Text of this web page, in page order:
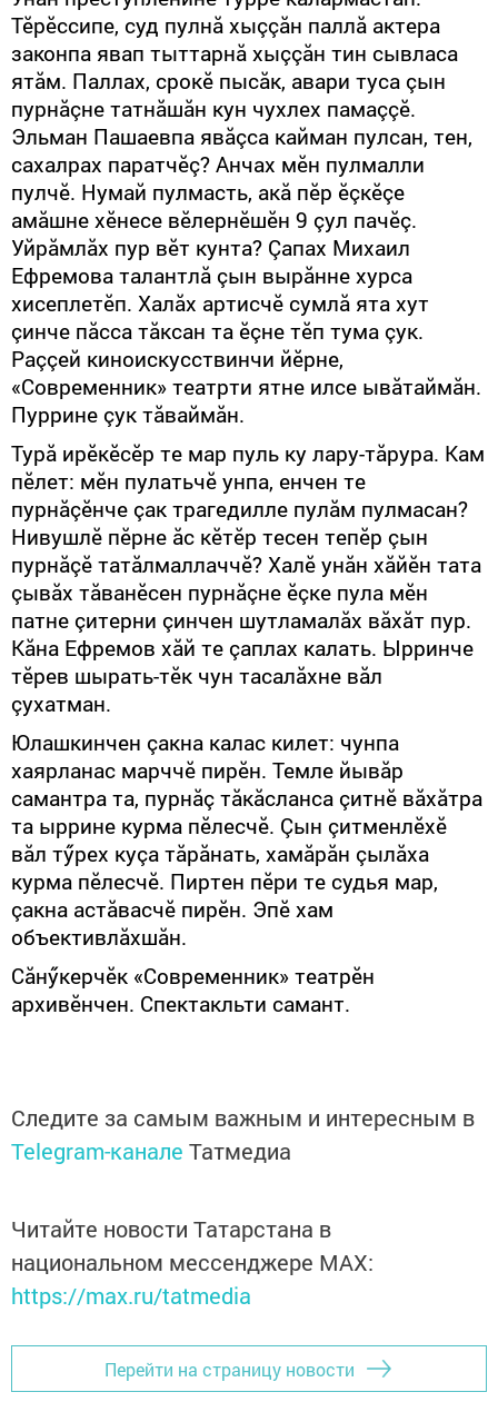
Тӗрӗссипе, суд пулнă хыççăн паллă актера
законпа явап тыттарнă хыççăн тин сывласа
ятăм. Паллах, срокӗ пысăк, авари туса çын
пурнăçне татнăшăн кун чухлех памаççӗ.
Эльман Пашаевпа явăçса кайман пулсан, тен,
сахалрах паратчӗç? Анчах мӗн пулмалли
пулчӗ. Нумай пулмасть, акă пӗр ӗçкӗçе
амăшне хӗнесе вӗлернӗшӗн 9 çул пачӗç.
Уйрăмлăх пур вӗт кунта? Çапах Михаил
Ефремова талантлă çын вырăнне хурса
хисеплетӗп. Халăх артисчӗ сумлă ята хут
çинче пăсса тăксан та ӗçне тӗп тума çук.
Раççей киноискусствинчи йӗрне,
«Современник» театрти ятне илсе ывăтаймăн.
Пуррине çук тăваймăн.
Турă ирӗкӗсӗр те мар пуль ку лару-тăрура. Кам
пӗлет: мӗн пулатьчӗ унпа, енчен те
пурнăçӗнче çак трагедилле пулăм пулмасан?
Нивушлӗ пӗрне ăс кӗтӗр тесен тепӗр çын
пурнăçӗ татăлмаллаччӗ? Халӗ унăн хăйӗн тата
çывăх тăванӗсен пурнăçне ӗçке пула мӗн
патне çитерни çинчен шутламалăх вăхăт пур.
Кăна Ефремов хăй те çаплах калать. Ырринче
тӗрев шырать-тӗк чун тасалăхне вăл
çухатман.
Юлашкинчен çакна калас килет: чунпа
хаярланас марччӗ пирӗн. Темле йывăр
самантра та, пурнăç тăкăсланса çитнӗ вăхăтра
та ыррине курма пӗлесчӗ. Çын çитменлӗхӗ
вăл тӳрех куçа тăрăнать, хамăрăн çылăха
курма пӗлесчӗ. Пиртен пӗри те судья мар,
çакна астăвасчӗ пирӗн. Эпӗ хам
объективлăхшăн.
Сăнӳкерчӗк «Современник» театрӗн
архивӗнчен. Спектакльти самант.
Следите за самым важным и интересным в
Telegram-канале Татмедиа
Читайте новости Татарстана в
национальном мессенджере MАХ:
https://max.ru/tatmedia
Перейти на страницу новости